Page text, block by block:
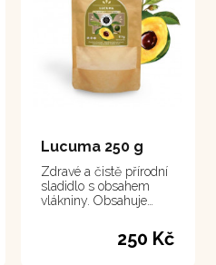
Lucuma 250 g
Zdravé a čistě přírodní
sladidlo s obsahem
vlákniny. Obsahuje
minerálních látek a250 Kč